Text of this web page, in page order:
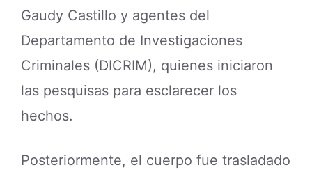
Gaudy Castillo y agentes del
Departamento de Investigaciones
Criminales (DICRIM), quienes iniciaron
las pesquisas para esclarecer los
hechos.
Posteriormente, el cuerpo fue trasladado